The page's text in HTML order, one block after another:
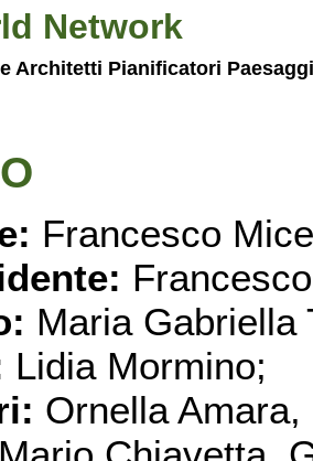
Architetti Pianificatori
Francesco
Maria Gabriella
Lidia Mormino;
Ornella